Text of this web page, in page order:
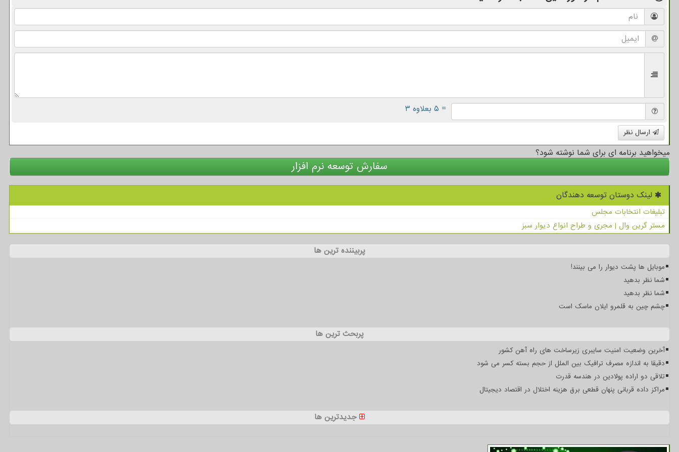
= ۵ بعلاوه ۳
ارسال نظر
میخواهید برنامه ای برای شما نوشته شود؟
سفارش توسعه نرم افزار
لینک دوستان توسعه دهندگان
تبلیغات انتخابات مجلس
مستر گرین وال | مجری و طراح انواع دیوار سبز
پربیننده ترین ها
موبایل ها پشت دیوار را می بینند!
شما نظر بدهید
شما نظر بدهید
چشم چین به قلمرو ایلان ماسک است
پربحث ترین ها
آخرین وضعیت امنیت سایبری زیرساخت های راه آهن کشور
دقیقا به اندازه مصرف ترافیک بین الملل از حجم بسته کسر می شود
تلاقی دو اراده پولادین در هندسه قدرت
مراکز داده قربانی پنهان قطعی برق هزینه اختلال در اقتصاد دیجیتال
جدیدترین ها